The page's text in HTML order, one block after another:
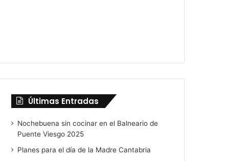
Últimas Entradas
Nochebuena sin cocinar en el Balneario de
Puente Viesgo 2025
Planes para el día de la Madre Cantabria